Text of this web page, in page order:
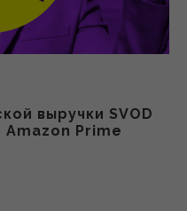
выручки SVOD
Prime